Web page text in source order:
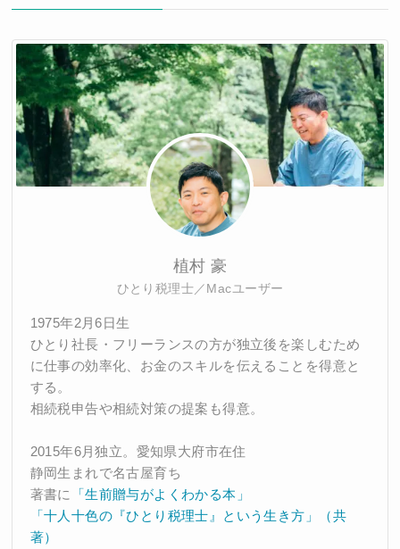
植村 豪
ひとり税理士／Macユーザー
1975年2月6日生
ひとり社長・フリーランスの方が独立後を楽しむため
に仕事の効率化、お金のスキルを伝えることを得意と
する。
相続税申告や相続対策の提案も得意。
2015年6月独立。愛知県大府市在住
静岡生まれで名古屋育ち
著書に
「生前贈与がよくわかる本」
「十人十色の『ひとり税理士』という生き方」（共
著）